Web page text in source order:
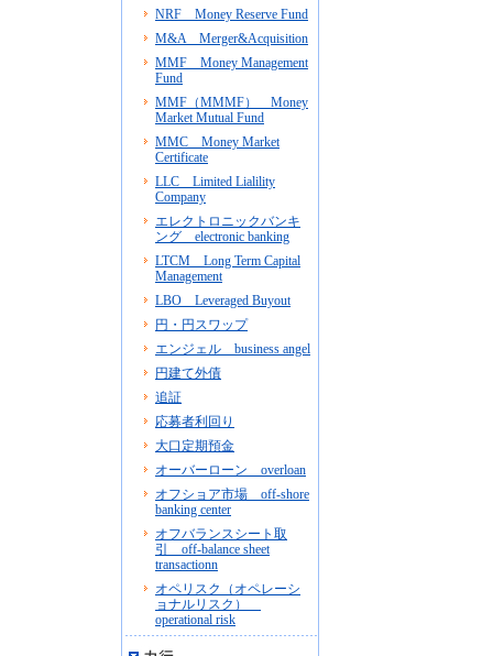
NRF Money Reserve Fund
M&A Merger&Acquisition
MMF Money Management
Fund
MMF（MMMF） Money
Market Mutual Fund
MMC Money Market
Certificate
LLC Limited Lialility
Company
エレクトロニックバンキ
ング electronic banking
LTCM Long Term Capital
Management
LBO Leveraged Buyout
円・円スワップ
エンジェル business angel
円建て外債
追証
応募者利回り
大口定期預金
オーバーローン overloan
オフショア市場 off-shore
banking center
オフバランスシート取
引 off-balance sheet
transactionn
オペリスク（オペレーシ
ョナルリスク）
operational risk